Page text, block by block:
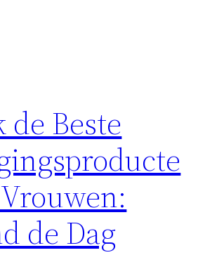
de Beste
de Dag